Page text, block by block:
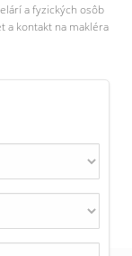
a fyzických osôb
a kontakt na makléra